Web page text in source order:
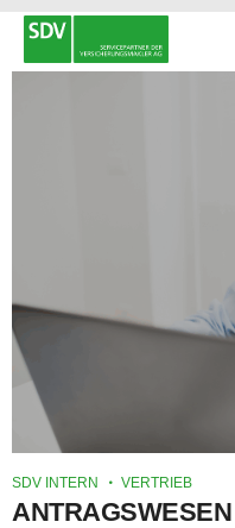
SDV INTERN VERTRIEB